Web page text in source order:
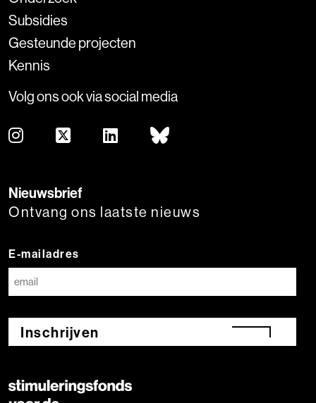
Subsidies
Gesteunde projecten
Kennis
Volg ons ook via social media
Nieuwsbrief
Ontvang ons laatste nieuws
E-mailadres
Inschrijven